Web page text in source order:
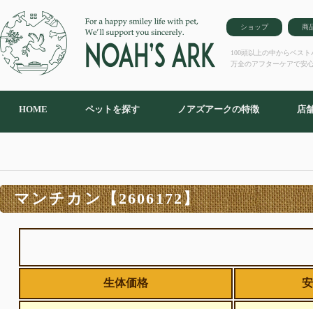
ショップ 商
100頭以上の中からベス
万全のアフターケアで安
HOME ペットを探す ノアズアークの特徴 店
マンチカン【2606172】
生体価格